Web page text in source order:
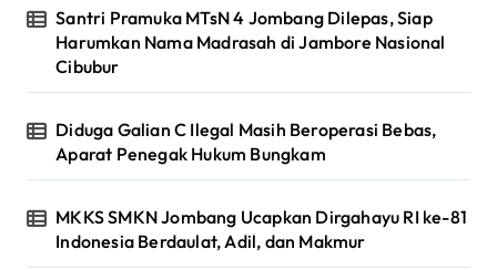
Santri Pramuka MTsN 4 Jombang Dilepas, Siap
Harumkan Nama Madrasah di Jambore Nasional
Cibubur
Diduga Galian C Ilegal Masih Beroperasi Bebas,
Aparat Penegak Hukum Bungkam
MKKS SMKN Jombang Ucapkan Dirgahayu RI ke-81
Indonesia Berdaulat, Adil, dan Makmur